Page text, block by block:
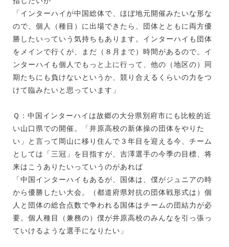
「インターハイが中国総体で、ほぼ地元開催みたいな形な
ので、個人（種目）に出場できたら、団体とともに両方優
勝したいっていう気持ちもあります。インターハイも団体
をメインで行くが、まだ（８月まで）時間があるので。イ
ンターハイも個人でもっと上に行って、他の（地区の）同
期たちにも負けないというか、競り合えるくらいの力をつ
けて臨みたいと思っています」
Ｑ：中国インターハイは故郷の大分県別府市にも比較的近
い山口県での開催。「井原高校の新体操の団体をやりた
い」と言って岡山に移り住んで３年目を迎える今、チーム
としては「三冠」を目指すが、吉澤選手の今季の目標、将
来はこうありたいっていうのがあれば
「中国インターハイもあるが、国体は、僕がジュニアの時
から優勝したい大会。（都道府県対抗の団体戦形式は）個
人と団体の総合点数で争われる国体はチームの団結力が必
要。個人種目（兼務の）僕が井原高校のみんなを引っ張っ
ていけるような選手になりたい」